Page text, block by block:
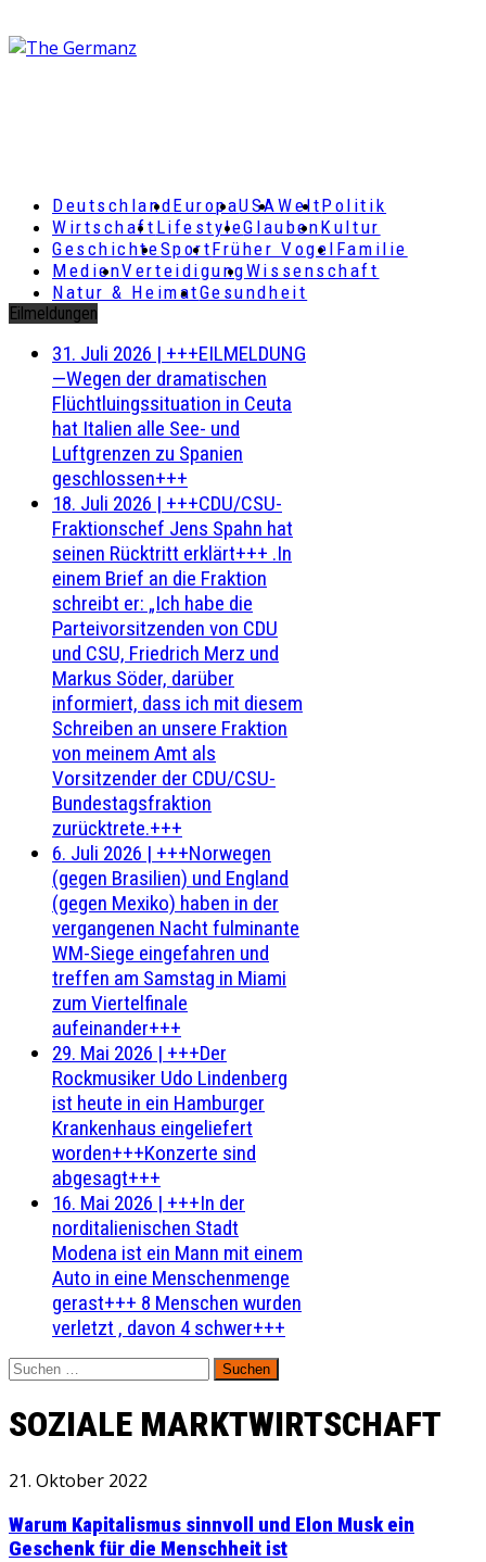
DeutschlandEuropaUSAWeltPolitik
Wirtschaft LifestyleGlaubenKultur
GeschichteSportFrüher Vogel Familie
MedienVerteidigungWissenschaft
Natur & HeimatGesundheit
Eilmeldungen
31. Juli 2026 | +++EILMELDUNG
—Wegen der dramatischen
Flüchtluingssituation in Ceuta
hat Italien alle See- und
Luftgrenzen zu Spanien
geschlossen+++
18. Juli 2026 | +++CDU/CSU-
Fraktionschef Jens Spahn hat
seinen Rücktritt erklärt+++ .In
einem Brief an die Fraktion
schreibt er: „Ich habe die
Parteivorsitzenden von CDU
und CSU, Friedrich Merz und
Markus Söder, darüber
informiert, dass ich mit diesem
Schreiben an unsere Fraktion
von meinem Amt als
Vorsitzender der CDU/CSU-
Bundestagsfraktion
zurücktrete.+++
6. Juli 2026 | +++Norwegen
(gegen Brasilien) und England
(gegen Mexiko) haben in der
vergangenen Nacht fulminante
WM-Siege eingefahren und
treffen am Samstag in Miami
zum Viertelfinale
aufeinander+++
29. Mai 2026 | +++Der
Rockmusiker Udo Lindenberg
ist heute in ein Hamburger
Krankenhaus eingeliefert
worden+++Konzerte sind
abgesagt+++
16. Mai 2026 | +++In der
norditalienischen Stadt
Modena ist ein Mann mit einem
Auto in eine Menschenmenge
gerast+++ 8 Menschen wurden
verletzt , davon 4 schwer+++
Suchen
nach:
SOZIALE MARKTWIRTSCHAFT
21. Oktober 2022
Warum Kapitalismus sinnvoll und Elon Musk ein
Geschenk für die Menschheit ist